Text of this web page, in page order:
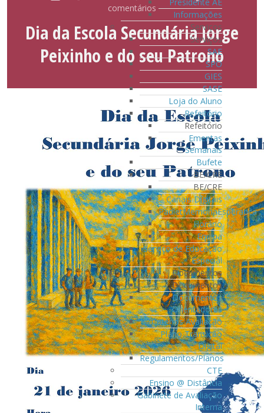
Informações
Serviços
Serviços
SAE
SPO
GIES
SASE
Loja do Aluno
Refeitório
Refeitório
Ementas
Semanais
Bufete
BE/CRE
BE/CRE
Canais Digitais
PadletMemoriaEsperanca
Horário
Equipa
Serviço de Educação
Especial
Documentos
Documentos
Documentos
Orientadores
Critérios Avaliação
Plano Transição
Digital
Regulamentos/Planos
CTE
Ensino @ Distância
Gabinete de Avaliação
Interna
comentários
Dia da Escola Secundária Jorge
Peixinho e do seu Patrono